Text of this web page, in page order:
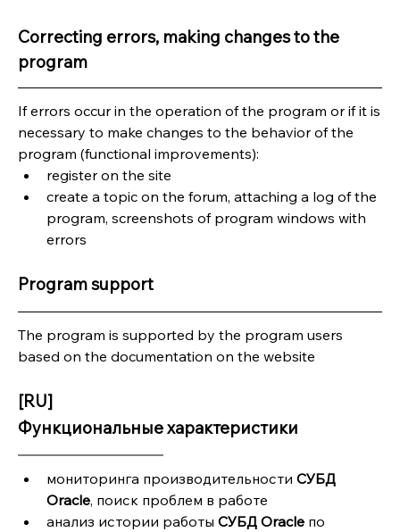
Correcting errors, making changes to the
program
If errors occur in the operation of the program or if it is
necessary to make changes to the behavior of the
program (functional improvements):
register on the site
create a topic on the forum, attaching a log of the
program, screenshots of program windows with
errors
Program support
The program is supported by the program users
based on the documentation on the website
[RU]
Функциональные характеристики
мониторинга производительности СУБД
Oracle, поиск проблем в работе
анализ истории работы СУБД Oracle по